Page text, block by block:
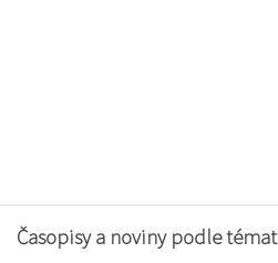
Časopisy a noviny podle témat